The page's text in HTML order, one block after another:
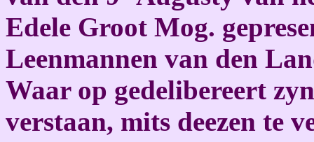
Edele Groot Mog.
Leenmannen van den
Waar op gedelibereert
verstaan, mits deezen te